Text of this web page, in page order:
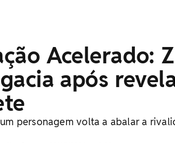
Acelerado:
após
personagem volta a abalar a